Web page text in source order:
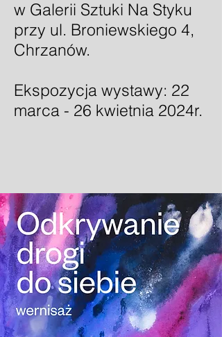
w Galerii Sztuki Na Styku
przy ul. Broniewskiego 4,
Chrzanów.
Ekspozycja wystawy: 22
marca - 26 kwietnia 2024r.